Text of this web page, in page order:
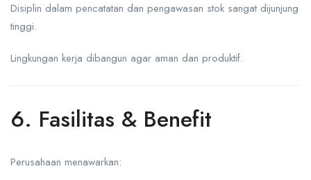
Disiplin dalam pencatatan dan pengawasan stok sangat dijunjung
tinggi.
Lingkungan kerja dibangun agar aman dan produktif.
6. Fasilitas & Benefit
Perusahaan menawarkan: